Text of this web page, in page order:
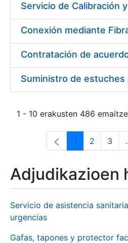
1 - 10 erakusten 486
Orrialdea
1 Orrialdea
2 3
Adjudikazioen
Servicio de asistencia
urgencias
Gafas, tapones y protector